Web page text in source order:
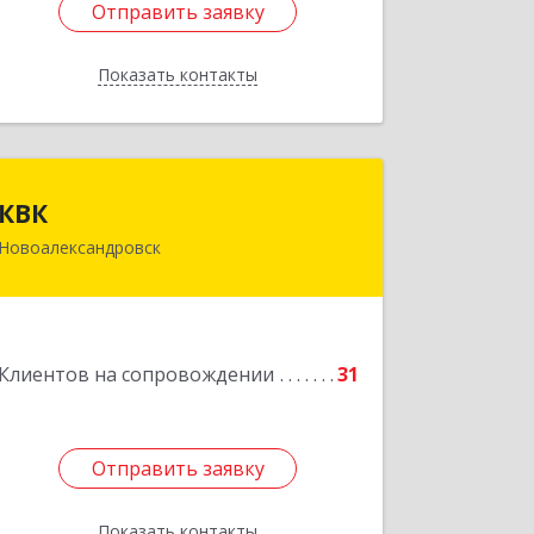
Отправить заявку
Показать контакты
Отправить заявку
Назад
КВК
Новоалександровск
Клиентов на сопровождении 31
Отправить заявку
356000, Ставропольский край,
Подробнее
Отправить заявку